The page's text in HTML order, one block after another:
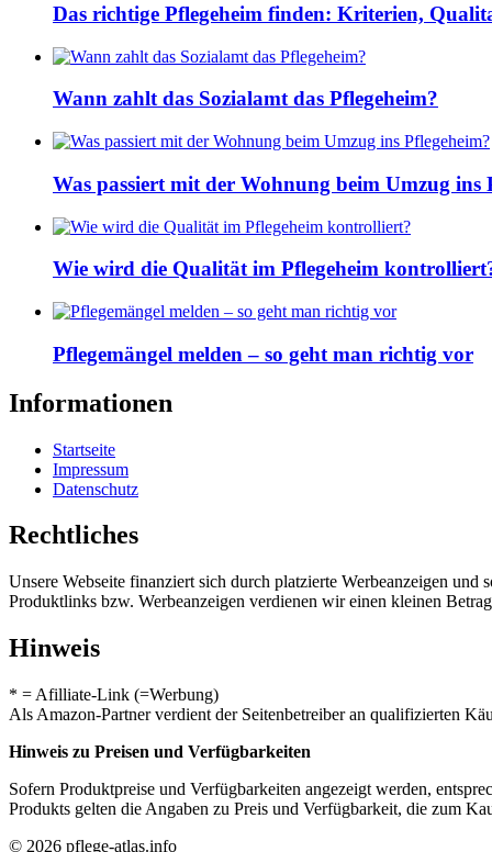
Das richtige Pflegeheim finden: Kriterien,
Wann zahlt das Sozialamt das Pflegeheim?
Was passiert mit der Wohnung beim Umzug ins
Wie wird die Qualität im Pflegeheim
Pflegemängel melden – so geht man richtig vor
Informationen
Startseite
Impressum
Datenschutz
Rechtliches
Unsere Webseite finanziert sich durch platzierte Werbeanzeigen
Produktlinks bzw. Werbeanzeigen verdienen wir einen kleinen
Hinweis
* = Afilliate-Link (=Werbung)
Als Amazon-Partner verdient der Seitenbetreiber an qualifizierten
Hinweis zu Preisen und Verfügbarkeiten
Sofern Produktpreise und Verfügbarkeiten angezeigt werden,
Produkts gelten die Angaben zu Preis und Verfügbarkeit, die zum
© 2026 pflege-atlas.info